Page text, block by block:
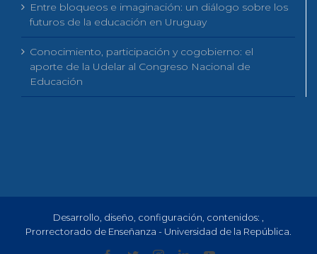
Entre bloqueos e imaginación: un diálogo sobre los
futuros de la educación en Uruguay
Conocimiento, participación y cogobierno: el
aporte de la Udelar al Congreso Nacional de
Educación
Desarrollo, diseño, configuración, contenidos:
Prorrectorado de Enseñanza - Universidad de la República.